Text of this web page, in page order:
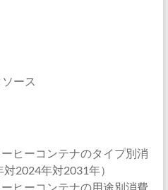
ース
ヒーコンテナのタイプ別消
2024年対2031年）
ヒーコンテナの用途別消費